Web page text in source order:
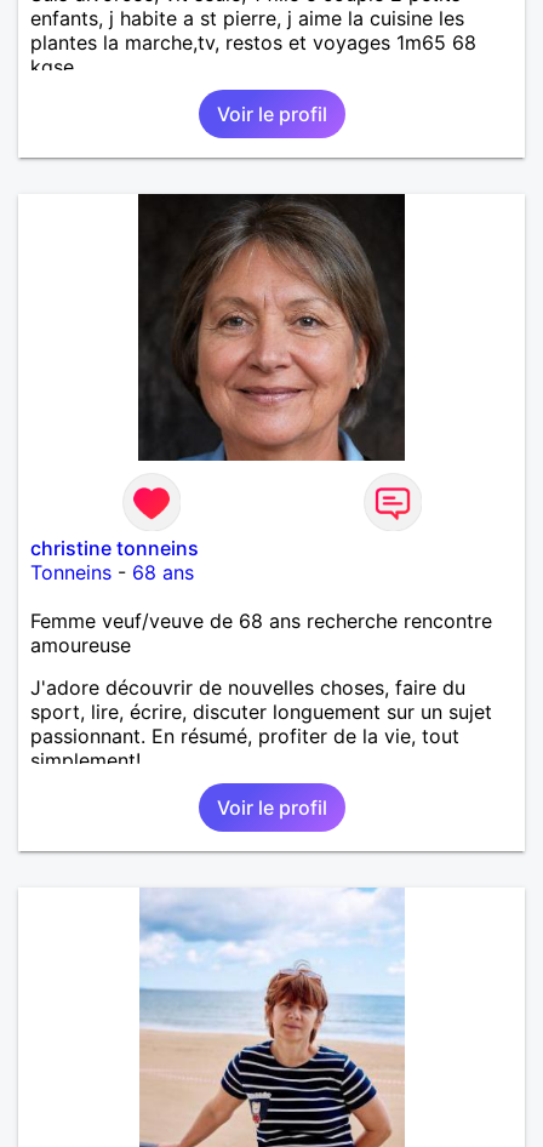
enfants, j habite a st pierre, j aime la cuisine les
plantes la marche,tv, restos et voyages 1m65 68
kgse
Voir le profil
christine tonneins
Tonneins - 68 ans
Femme veuf/veuve de 68 ans recherche rencontre
amoureuse
J'adore découvrir de nouvelles choses, faire du
sport, lire, écrire, discuter longuement sur un sujet
passionnant. En résumé, profiter de la vie, tout
simplement!
Voir le profil